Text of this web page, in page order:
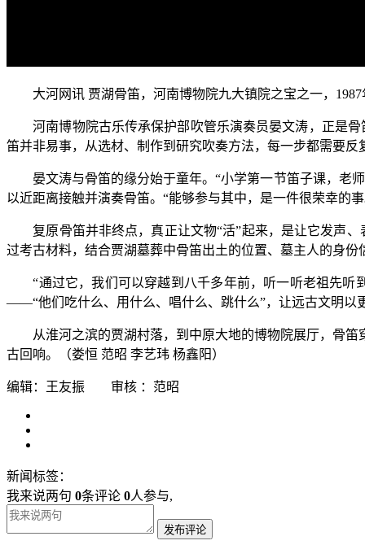
大河网讯 贾湖骨笛，河南博物院九大镇院之宝之一，1987
河南博物院古乐传承保护部吹管乐演奏员晏文涛，正是骨
笛并非易事，从选材、制作到研究吹奏方法，每一步都需要反
晏文涛与骨笛的缘分始于童年。“小学第一节笛子课，老师
以近距离接触并演奏骨笛。“能够参与其中，是一件很荣幸的
复原骨笛并非终点，真正让文物“活”起来，是让它发声、
过考古材料，结合贾湖墓葬中骨笛出土的位置、墓主人的身
“通过它，我们可以穿越到八千多年前，听一听老祖先听
——“他们吃什么、用什么、唱什么、跳什么”，让远古文明以
从淮河之滨的贾湖村落，到中原大地的博物院展厅，骨笛
古回响。（娄恒 范昭 李艺玮 杨鑫阳）
编辑：王友振 审核 ：范昭
新闻标签：
我来说两句 0条评论 0人参与,
发布评论